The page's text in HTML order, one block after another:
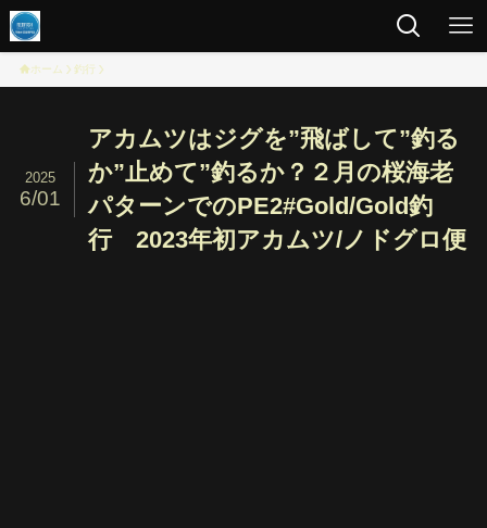
ホーム 釣行
アカムツはジグを”飛ばして”釣る
か”止めて”釣るか？２月の桜海老
パターンでのPE2#Gold/Gold釣
行 2023年初アカムツ/ノドグロ便
2025
6/01